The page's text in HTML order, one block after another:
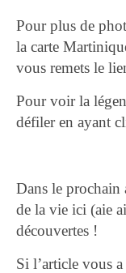
Pour plus de
la carte
vous remets le
Pour voir la
défiler en ayant
Dans le prochain
de la vie ici (aie
découvertes !
Si l’article vous